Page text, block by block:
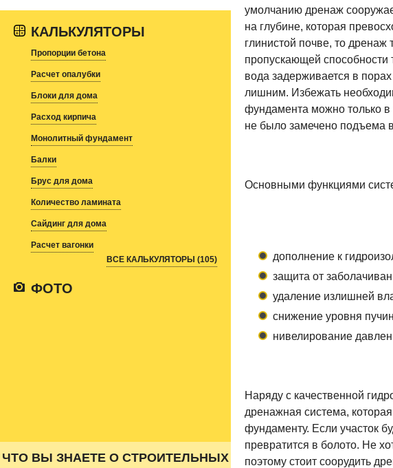
умолчанию дренаж
на глубине, которая
глинистой почве, то
пропускающей способности
вода задерживается в
лишним. Избежать
фундамента можно только в
не было замечено подъема
Основными функциями
дополнение к
защита от
удаление излишней
снижение уровня
нивелирование
Наряду с качественной
дренажная система,
фундаменту. Если участок
превратится в болото. Не
поэтому стоит соорудить
КАЛЬКУЛЯТОРЫ
Пропорции бетона
Расчет опалубки
Блоки для дома
Расход кирпича
Монолитный фундамент
Балки
Брус для дома
Количество ламината
Сайдинг для дома
Расчет вагонки
ВСЕ КАЛЬКУЛЯТОРЫ (105)
ФОТО
ЧТО ВЫ ЗНАЕТЕ О СТРОИТЕЛЬНЫХ